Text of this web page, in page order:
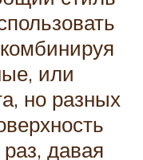
или
но разных
давая